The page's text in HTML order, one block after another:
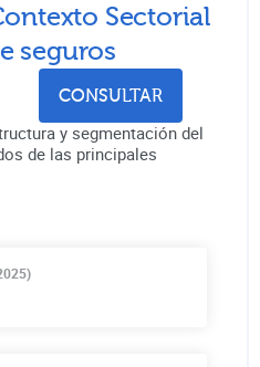
Sectorial
seguros
CONSULTAR
y segmentación del
de las principales